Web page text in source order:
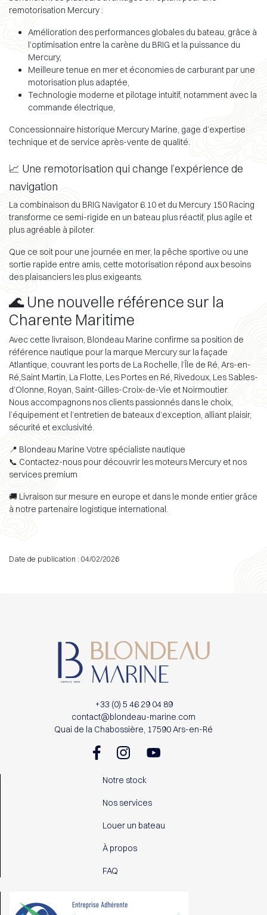
remotorisation Mercury :
Amélioration des performances globales du bateau, grâce à
l’optimisation entre la carène du BRIG et la puissance du
Mercury,
Meilleure tenue en mer et économies de carburant par une
motorisation plus adaptée,
Technologie moderne et pilotage intuitif, notamment avec la
commande électrique,
Concessionnaire historique Mercury Marine, gage d’expertise
technique et de service après-vente de qualité.
📈 Une remotorisation qui change l’expérience de
navigation
La combinaison du BRIG Navigator 6.10 et du Mercury 150 Racing
transforme ce semi-rigide en un bateau plus réactif, plus agile et
plus agréable à piloter.
Que ce soit pour une journée en mer, la pêche sportive ou une
sortie rapide entre amis, cette motorisation répond aux besoins
des plaisanciers les plus exigeants.
🌊 Une nouvelle référence sur la
Charente Maritime
Avec cette livraison, Blondeau Marine confirme sa position de
référence nautique pour la marque Mercury sur la façade
Atlantique, couvrant les ports de La Rochelle, l’Île de Ré, Ars-en-
Ré,Saint Martin, La Flotte, Les Portes en Ré, Rivedoux, Les Sables-
d’Olonne, Royan, Saint-Gilles-Croix-de-Vie et Noirmoutier.
Nous accompagnons nos clients passionnés dans le choix,
l’équipement et l’entretien de bateaux d’exception, alliant plaisir,
sécurité et exclusivité.
📍 Blondeau Marine Votre spécialiste nautique
📞 Contactez-nous pour découvrir les moteurs Mercury et nos
services premium
🚚 Livraison sur mesure en europe et dans le monde entier grâce
à notre partenaire logistique international.
Date de publication : 04/02/2026
+33 (0) 5 46 29 04 89
contact@blondeau-marine.com
Quai de la Chabossière, 17590 Ars-en-Ré
Notre stock
Nos services
Louer un bateau
À propos
FAQ